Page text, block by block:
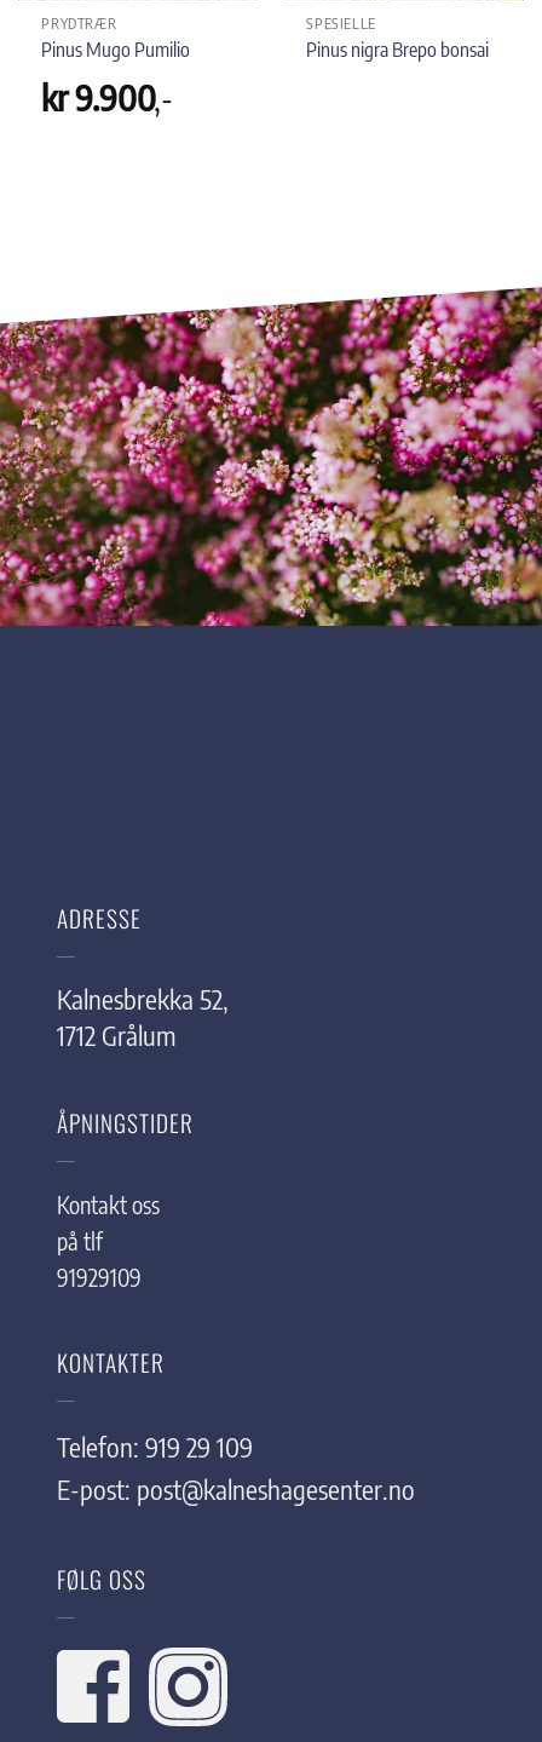
PRYDTRÆR
Pinus Mugo Pumilio
kr9.900,-
SPESIELLE
Pinus nigra Brepo bonsai
ADRESSE
Kalnesbrekka 52,
1712 Grålum
ÅPNINGSTIDER
Kontakt oss
på tlf
91929109
KONTAKTER
Telefon: 919 29 109
E-post: post@kalneshagesenter.no
FØLG OSS